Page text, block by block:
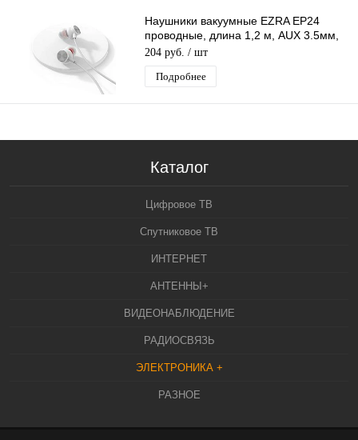
Наушники вакуумные EZRA EP24
проводные, длина 1,2 м, AUX 3.5мм,
гарнитура
204 руб. / шт
Подробнее
Каталог
Цифровое ТВ
Спутниковое ТВ
ИНТЕРНЕТ
АНТЕННЫ+
ВИДЕОНАБЛЮДЕНИЕ
РАДИОСВЯЗЬ
ЭЛЕКТРОНИКА +
РАЗНОЕ